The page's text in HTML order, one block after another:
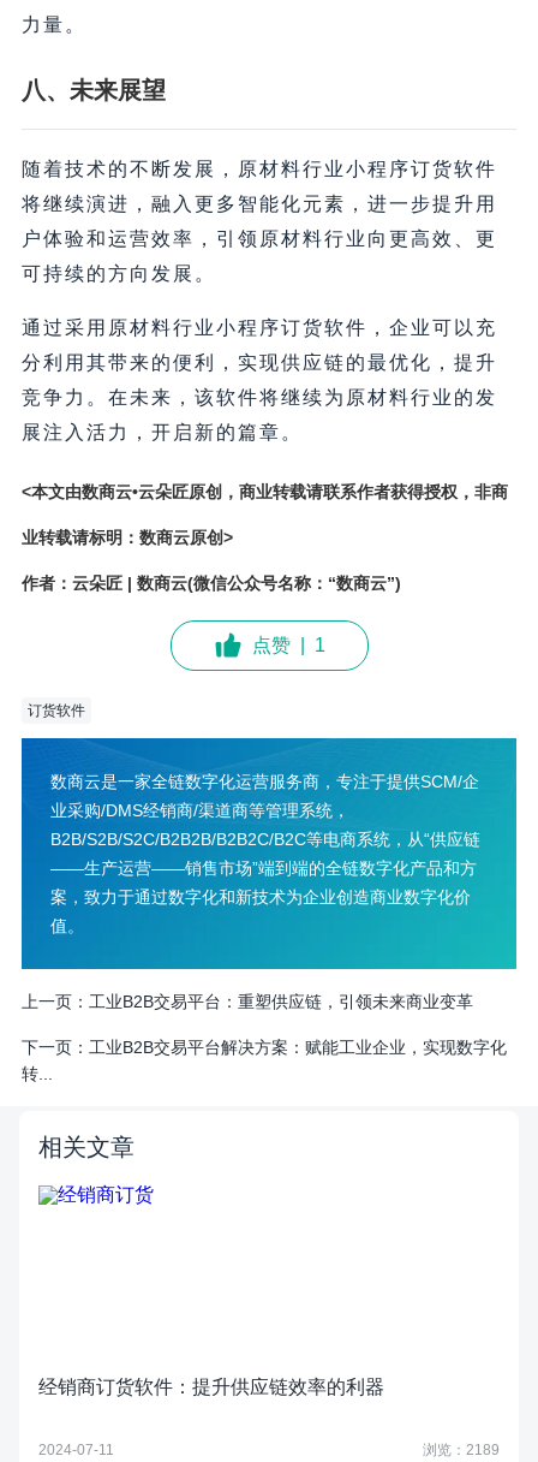
力量。
八、未来展望
随着技术的不断发展，原材料行业小程序订货软件
将继续演进，融入更多智能化元素，进一步提升用
户体验和运营效率，引领原材料行业向更高效、更
可持续的方向发展。
通过采用原材料行业小程序订货软件，企业可以充
分利用其带来的便利，实现供应链的最优化，提升
竞争力。在未来，该软件将继续为原材料行业的发
展注入活力，开启新的篇章。
<本文由数商云•云朵匠原创，商业转载请联系作者获得授权，非商
业转载请标明：数商云原创>
作者：云朵匠 | 数商云(微信公众号名称：“数商云”)
点赞 1
订货软件
数商云是一家全链数字化运营服务商，专注于提供SCM/企
业采购/DMS经销商/渠道商等管理系统，
B2B/S2B/S2C/B2B2B/B2B2C/B2C等电商系统，从“供应链
——生产运营——销售市场”端到端的全链数字化产品和方
案，致力于通过数字化和新技术为企业创造商业数字化价
值。
上一页： 工业B2B交易平台：重塑供应链，引领未来商业变革
下一页： 工业B2B交易平台解决方案：赋能工业企业，实现数字化
转...
相关文章
经销商订货软件：提升供应链效率的利器
2024-07-11 浏览：2189